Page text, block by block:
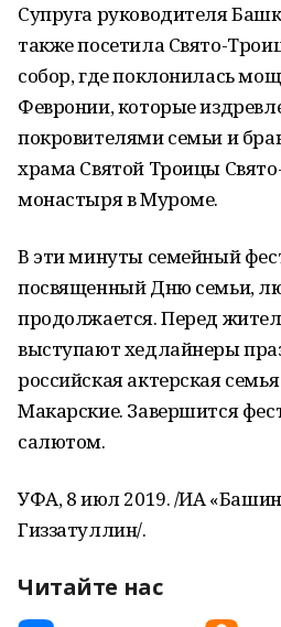
Супруга руководителя
также посетила Свято-
собор, где поклонилась
Февронии, которые
покровителями семьи и
храма Святой Троицы
монастыря в Муроме.
В эти минуты семейный
посвященный Дню семьи,
продолжается. Перед
выступают хедлайнеры
российская актерская
Макарские. Завершится
салютом.
УФА, 8 июл 2019. /ИА
Гиззатуллин/.
Читайте нас